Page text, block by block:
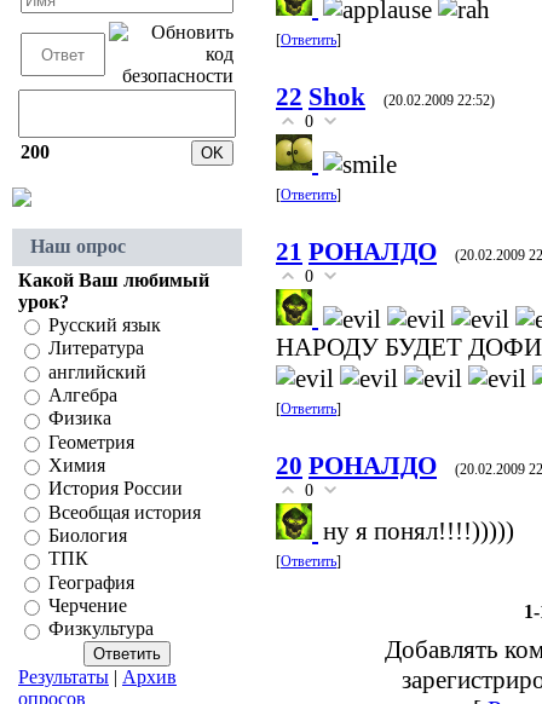
200
Наш опрос
Какой Ваш любимый
урок?
Русский язык
Литература
английский
Алгебра
Физика
Геометрия
Химия
История России
Всеобщая история
Биология
ТПК
География
Черчение
Физкультура
Результаты | Архив
опросов
[Ответить]
22 Shok (20.02.2009 22:52)
0
[Ответить]
21 РОНАЛДО (20.02.2009
0
НАРОДУ БУДЕТ
[Ответить]
20 РОНАЛДО (20.02.2009
0
ну я понял!!!!)))))
[Ответить]
Добавлять